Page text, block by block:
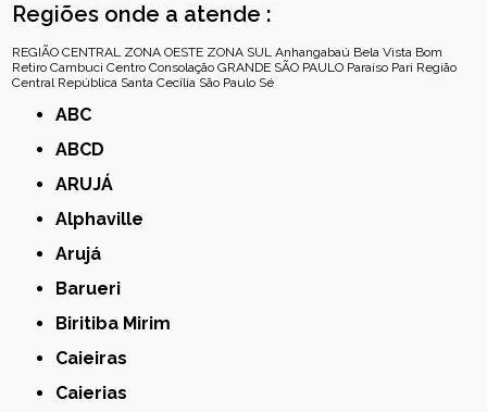
Regiões onde a atende :
REGIÃO CENTRAL ZONA OESTE ZONA SUL Anhangabaú Bela Vista Bom
Retiro Cambuci Centro Consolação GRANDE SÃO PAULO Paraíso Pari Região
Central República Santa Cecília São Paulo Sé
ABC
ABCD
ARUJÁ
Alphaville
Arujá
Barueri
Biritiba Mirim
Caieiras
Caierias